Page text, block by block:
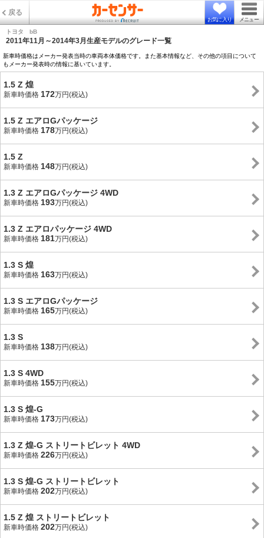
戻る
お気に入り メニュー
トヨタ bB
2011年11月～2014年3月生産モデルのグレード一覧
新車時価格はメーカー発表当時の車両本体価格です。また基本情報など、その他の項目について
もメーカー発表時の情報に基いています。
1.5 Z 煌
新車時価格 172万円(税込)
1.5 Z エアロGパッケージ
新車時価格 178万円(税込)
1.5 Z
新車時価格 148万円(税込)
1.3 Z エアロGパッケージ 4WD
新車時価格 193万円(税込)
1.3 Z エアロパッケージ 4WD
新車時価格 181万円(税込)
1.3 S 煌
新車時価格 163万円(税込)
1.3 S エアロGパッケージ
新車時価格 165万円(税込)
1.3 S
新車時価格 138万円(税込)
1.3 S 4WD
新車時価格 155万円(税込)
1.3 S 煌-G
新車時価格 173万円(税込)
1.3 Z 煌-G ストリートビレット 4WD
新車時価格 226万円(税込)
1.3 S 煌-G ストリートビレット
新車時価格 202万円(税込)
1.5 Z 煌 ストリートビレット
新車時価格 202万円(税込)